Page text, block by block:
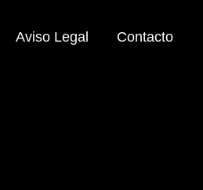
Aviso Legal Contacto